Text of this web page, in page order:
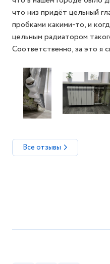
что низ придёт цельный
пробками какими-то, и
цельным радиатором
Соответственно, за это я
Все отзывы